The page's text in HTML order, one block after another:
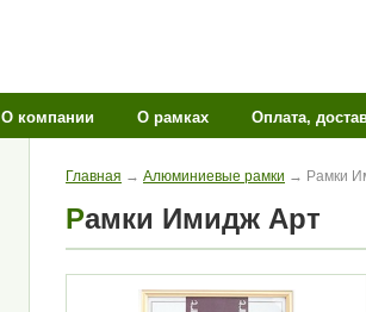
О компании О рамках Оплата,
Главная → Алюминиевые рамки → Рамки
Рамки Имидж Арт